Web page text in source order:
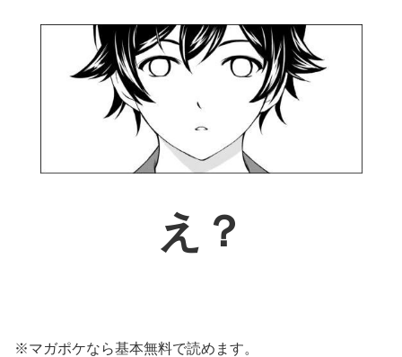
え？
※マガポケなら基本無料で読めます。